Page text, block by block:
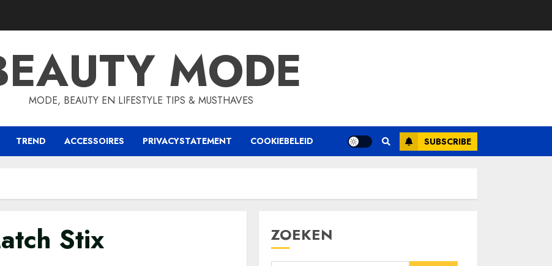
MODE
MODE, BEAUTY EN LIFESTYLE TIPS & MUSTHAVES
TREND ACCESSOIRES PRIVACYSTATEMENT COOKIEBELEID SUBSCRIBE
Stix ZOEKEN